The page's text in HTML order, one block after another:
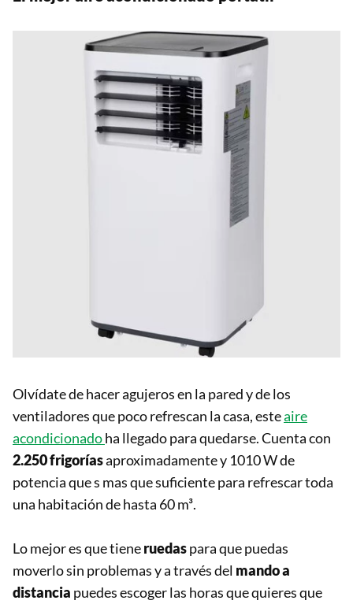
Olvídate de hacer agujeros en la pared y de los
ventiladores que poco refrescan la casa, esteaire
acondicionadoha llegado para quedarse. Cuenta con
2.250 frigoríasaproximadamente y 1010 W de
potencia que s mas que suficiente para refrescar toda
una habitación de hasta 60 m³.
Lo mejor es que tieneruedaspara que puedas
moverlo sin problemas y a través del mando a
distancia puedes escoger las horas que quieres que